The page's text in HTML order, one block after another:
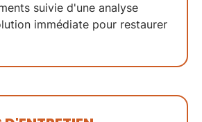
suivie d'une analyse
immédiate pour restaurer